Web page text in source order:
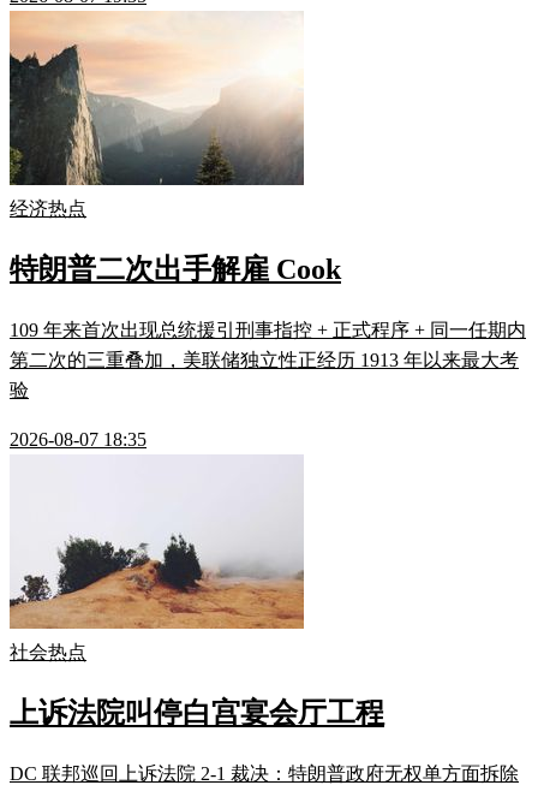
经济热点
特朗普二次出手解雇 Cook
109 年来首次出现总统援引刑事指控 + 正式程序 + 同一任期内
第二次的三重叠加，美联储独立性正经历 1913 年以来最大考
验
2026-08-07 18:35
社会热点
上诉法院叫停白宫宴会厅工程
DC 联邦巡回上诉法院 2-1 裁决：特朗普政府无权单方面拆除